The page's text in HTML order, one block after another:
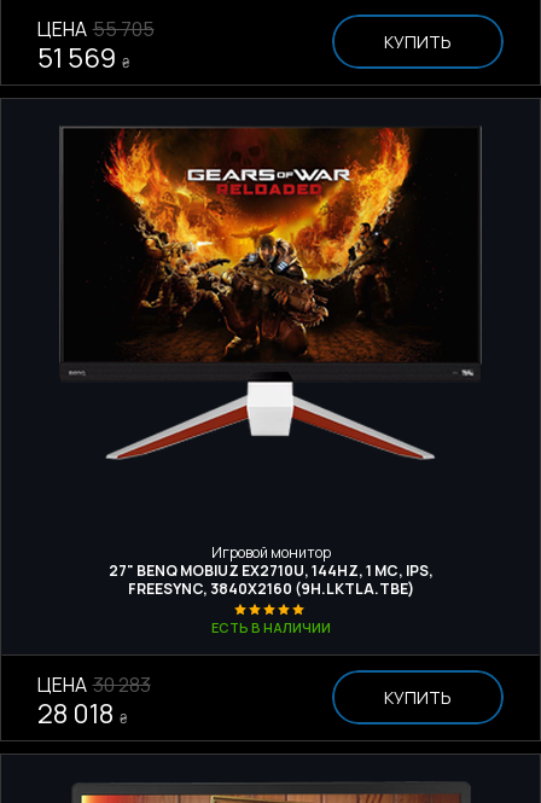
ЦЕНА 55 705
51 569 ₴
КУПИТЬ
Игровой монитор
27" BENQ MOBIUZ EX2710U, 144HZ, 1 МС, IPS,
FREESYNC, 3840Х2160 (9H.LKTLA.TBE)
ЕСТЬ В НАЛИЧИИ
ЦЕНА 30 283
28 018 ₴
КУПИТЬ